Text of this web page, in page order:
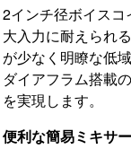
2インチ径ボイス
大入力に耐えられ
が少なく明瞭な低
ダイアフラム搭載
を実現します。
便利な簡易ミキサー